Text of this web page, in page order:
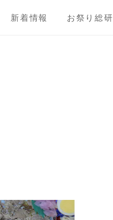
新着情報 お祭り総研